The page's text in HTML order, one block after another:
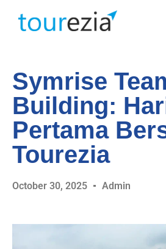
Symrise
Building:
Pertama
Tourezia
October 30, 2025 Admin